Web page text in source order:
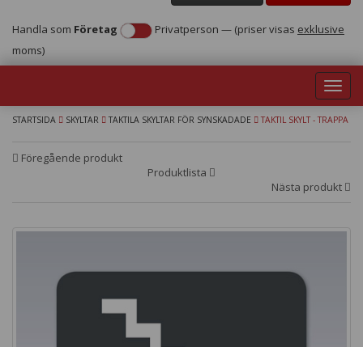
Handla som Företag Privatperson — (priser visas exklusive
moms)
STARTSIDA SKYLTAR TAKTILA SKYLTAR FÖR SYNSKADADE TAKTIL SKYLT - TRAPPA
Föregående produkt
Produktlista
Nästa produkt